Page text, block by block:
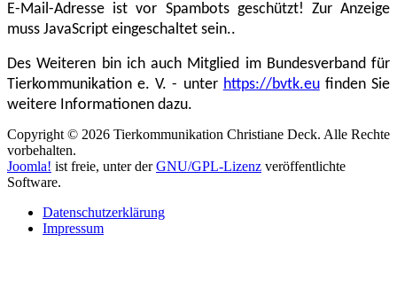
E-Mail-Adresse ist vor Spambots geschützt! Zur Anzeige
muss JavaScript eingeschaltet sein..
Des Weiteren bin ich auch Mitglied im Bundesverband für
Tierkommunikation e. V. - unter https://bvtk.eufinden Sie
weitere Informationen dazu.
Copyright © 2026 Tierkommunikation Christiane Deck. Alle Rechte
vorbehalten.
Joomla! ist freie, unter derGNU/GPL-Lizenz veröffentlichte
Software.
Datenschutzerklärung
Impressum